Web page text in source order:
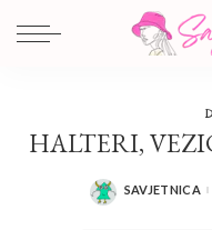
HALTERI,
POSTED
SAVJETNICA